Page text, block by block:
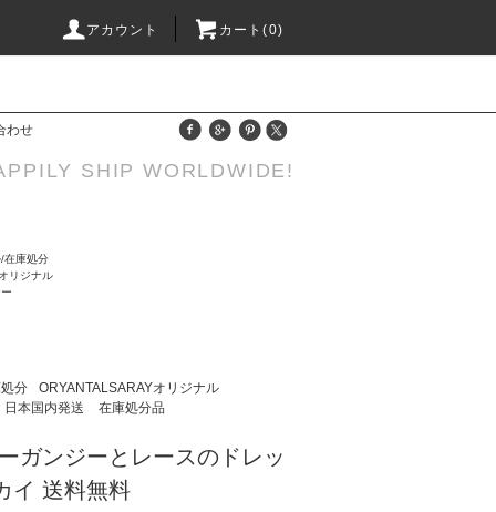
アカウント カート(0)
わせ
SHIP WORLDWIDE!
在庫処分
リジナル
分
ORYANTALSARAYオリジナル
日本国内発送
在庫処分品
ガンジーとレースのドレッ
イ 送料無料